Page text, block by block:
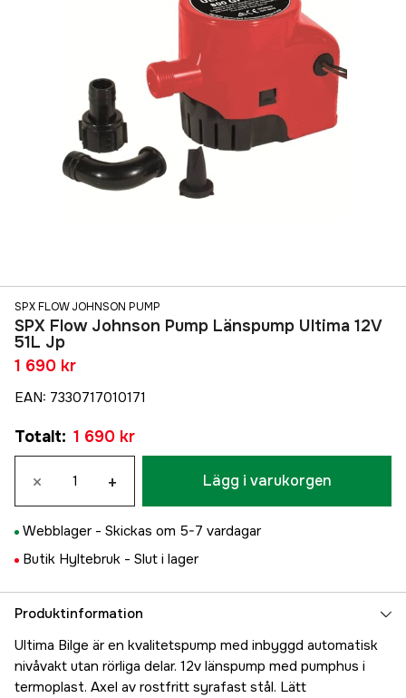
SPX FLOW JOHNSON PUMP
SPX Flow Johnson Pump Länspump Ultima 12V
51L Jp
1 690 kr
EAN: 7330717010171
Totalt: 1 690 kr
× + Lägg i varukorgen
Webblager - Skickas om 5-7 vardagar
Butik Hyltebruk - Slut i lager
Produktinformation
Ultima Bilge är en kvalitetspump med inbyggd automatisk
nivåvakt utan rörliga delar. 12v länspump med pumphus i
termoplast. Axel av rostfritt syrafast stål. Lätt